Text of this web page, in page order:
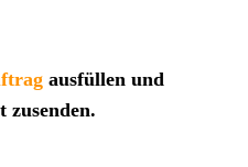
ausfüllen und
zusenden.